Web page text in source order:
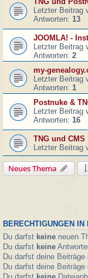
Letzter Beitrag
Antworten: 13
JOOMLA! -
Letzter Beitrag
Antworten: 2
my-
Letzter Beitrag
Antworten: 1
Postnuke &
Letzter Beitrag
Antworten: 16
TNG und
Letzter Beitrag
Neues Thema
BERECHTIGUNGEN IN
Du darfst keine neuen
Du darfst keine
Du darfst deine
Du darfst deine